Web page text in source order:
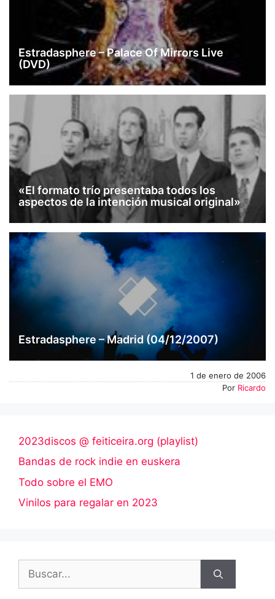
Estradasphere – Palace Of Mirrors Live
(DVD)
«El formato trío presentaba todos los
aspectos de la intención musical original»
Estradasphere – Madrid (04/12/2007)
1 de enero de 2006
Por Ricardo
2023discos @ feiticeira.org (playlist)
Bandas de rock indie en euskera
Todo sobre el EMO
Vinilos para regalar en 2023
Buscar: